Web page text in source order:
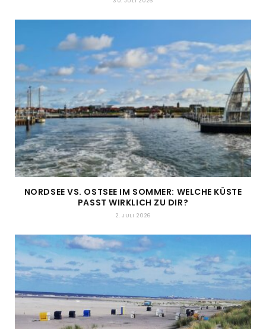
NORDSEE VS. OSTSEE IM SOMMER: WELCHE KÜSTE
PASST WIRKLICH ZU DIR?
2. JULI 2026